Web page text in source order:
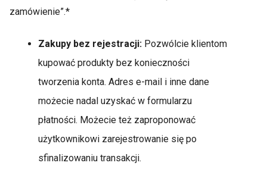
zamówienie”.*
Zakupy bez rejestracji: Pozwólcie klientom
kupować produkty bez konieczności
tworzenia konta. Adres e-mail i inne dane
możecie nadal uzyskać w formularzu
płatności. Możecie też zaproponować
użytkownikowi zarejestrowanie się po
sfinalizowaniu transakcji.